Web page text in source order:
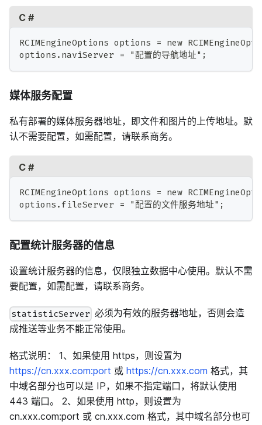
C #
RCIMEngineOptions options = new
options.naviServer = "配置的导航地址";
媒体服务配置
私有部署的媒体服务器地址，即文件和图片的上传地址。默
认不需要配置，如需配置，请联系商务。
C #
RCIMEngineOptions options = new
options.fileServer = "配置的文件服务地址";
配置统计服务器的信息
设置统计服务器的信息，仅限独立数据中心使用。默认不需
要配置，如需配置，请联系商务。
statisticServer 必须为有效的服务器地址，否则会造
成推送等业务不能正常使用。
格式说明： 1、如果使用 https，则设置为
https://cn.xxx.com:port 或 https://cn.xxx.com 格式，其
中域名部分也可以是 IP，如果不指定端口，将默认使用
443 端口。 2、如果使用 http，则设置为
cn.xxx.com:port 或 cn.xxx.com 格式，其中域名部分也可